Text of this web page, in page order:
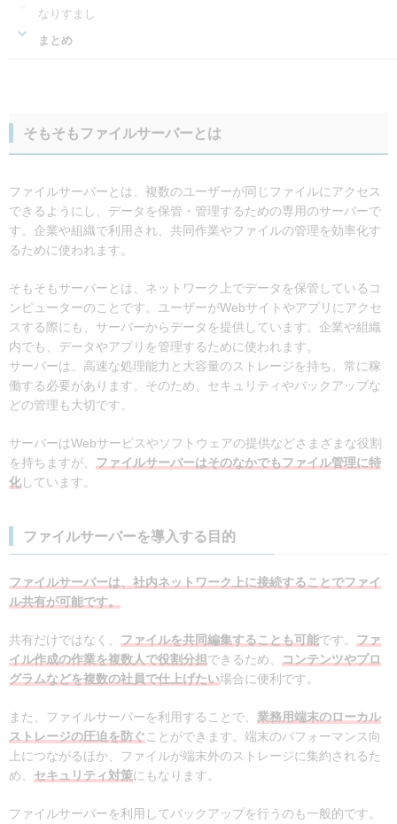
なりすまし
まとめ
そもそもファイルサーバーとは
ファイルサーバーとは、複数のユーザーが同じファイルにアクセス
できるようにし、データを保管・管理するための専用のサーバーで
す。企業や組織で利用され、共同作業やファイルの管理を効率化す
るために使われます。
そもそもサーバーとは、ネットワーク上でデータを保管しているコ
ンピューターのことです。ユーザーがWebサイトやアプリにアクセ
スする際にも、サーバーからデータを提供しています。企業や組織
内でも、データやアプリを管理するために使われます。
サーバーは、高速な処理能力と大容量のストレージを持ち、常に稼
働する必要があります。そのため、セキュリティやバックアップな
どの管理も大切です。
サーバーはWebサービスやソフトウェアの提供などさまざまな役割
を持ちますが、 ファイルサーバーはそのなかでもファイル管理に特
化しています。
ファイルサーバーを導入する目的
ファイルサーバーは、社内ネットワーク上に接続することでファイ
ル共有が可能です。
共有だけではなく、 ファイルを共同編集することも可能です。 ファ
イル作成の作業を複数人で役割分担 できるため、
コンテンツやプロ
グラムなどを複数の社員で仕上げたい場合に便利です。
また、ファイルサーバーを利用することで、 業務用端末のローカル
ストレージの圧迫を防ぐ ことができます。端末のパフォーマンス向
上につながるほか、ファイルが端末外のストレージに集約されるた
め、 セキュリティ対策にもなります。
ファイルサーバーを利用してバックアップを行うのも一般的です。